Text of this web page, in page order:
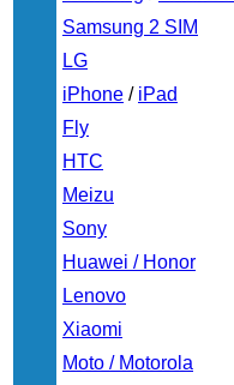
Samsung 2 SIM
LG
iPhone / iPad
Fly
HTC
Meizu
Sony
Huawei / Honor
Lenovo
Xiaomi
Moto / Motorola